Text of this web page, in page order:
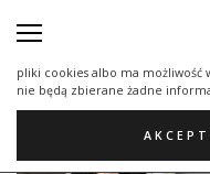
statystycznych, reklamowych
pliki cookies albo ma możliwość
nie będą zbierane żadne